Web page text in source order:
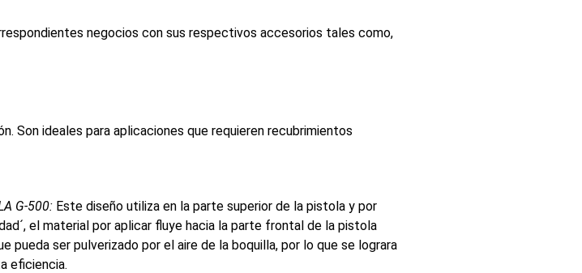
negocios con sus respectivos accesorios tales como,
Son ideales para aplicaciones que requieren recubrimientos
G-500: Este diseño utiliza en la parte superior de la pistola y por
el material por aplicar fluye hacia la parte frontal de la pistola
pueda ser pulverizado por el aire de la boquilla, por lo que se lograra
eficiencia.